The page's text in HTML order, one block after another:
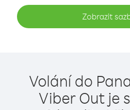
Zobrazit
Volání do
Viber Out je